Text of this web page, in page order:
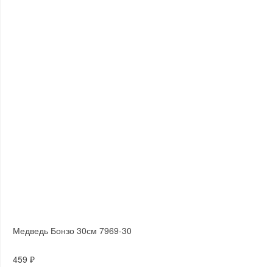
Медведь Бонзо 30см 7969-30
459 ₽